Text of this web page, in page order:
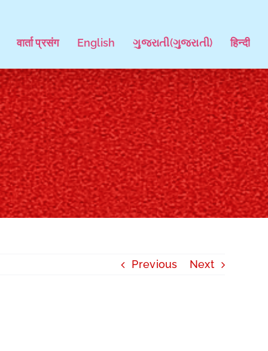
वार्ता प्रसंग English ગુજરાતી(ગુજરાતી) हिन्दी
Previous Next